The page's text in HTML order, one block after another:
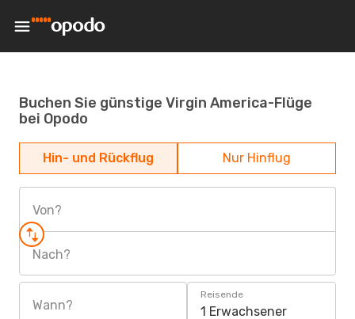
Buchen Sie günstige Virgin America-Flüge
bei Opodo
Hin- und Rückflug Nur Hinflug
Von?
Nach?
Wann?
Reisende
1 Erwachsener